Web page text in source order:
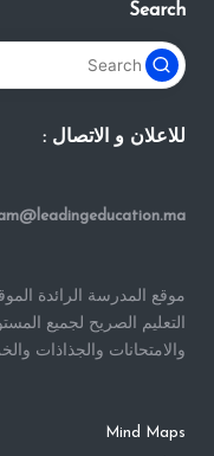
Search
للاعلان و الاتصال :
موقع المدرسة الرائدة
التعليم الصريح لجميع
والامتحانات والجذاذات
Mind Maps